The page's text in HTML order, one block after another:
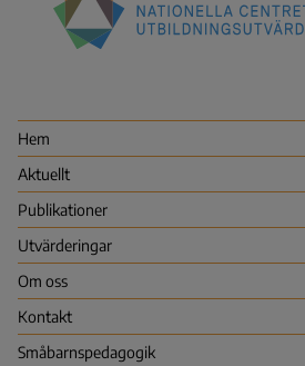
(NCU)
Hem
Aktuellt
Publikationer
Utvärderingar
Om oss
Kontakt
Småbarns­pedagogik